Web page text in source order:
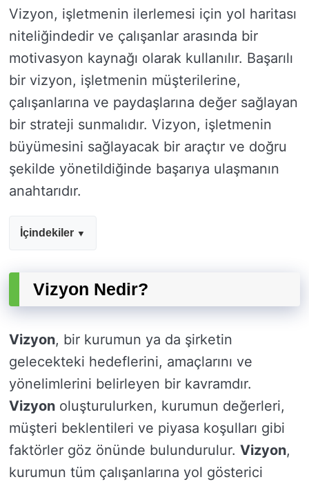
Vizyon, işletmenin ilerlemesi için yol haritası
niteliğindedir ve çalışanlar arasında bir
motivasyon kaynağı olarak kullanılır. Başarılı
bir vizyon, işletmenin müşterilerine,
çalışanlarına ve paydaşlarına değer sağlayan
bir strateji sunmalıdır. Vizyon, işletmenin
büyümesini sağlayacak bir araçtır ve doğru
şekilde yönetildiğinde başarıya ulaşmanın
anahtarıdır.
İçindekiler
Vizyon Nedir?
Vizyon, bir kurumun ya da şirketin
gelecekteki hedeflerini, amaçlarını ve
yönelimlerini belirleyen bir kavramdır.
Vizyon oluşturulurken, kurumun değerleri,
müşteri beklentileri ve piyasa koşulları gibi
faktörler göz önünde bulundurulur. Vizyon,
kurumun tüm çalışanlarına yol gösterici